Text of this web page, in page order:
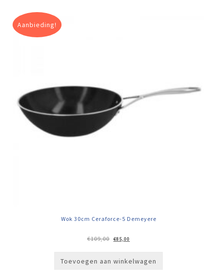
Aanbieding!
Wok 30cm Ceraforce-5 Demeyere
€109,00
Oorspronkelijke
prijs
€85,00
prijs
Toevoegen aan winkelwagen